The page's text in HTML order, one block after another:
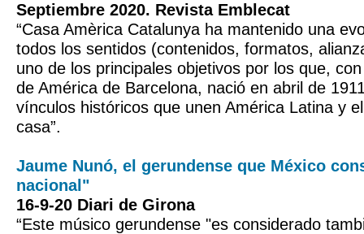
Septiembre 2020. Revista Emblecat
“Casa Amèrica Catalunya ha mantenido una
todos los sentidos (contenidos, formatos,
uno de los principales objetivos por los que,
de América de Barcelona, nació en abril de
vínculos históricos que unen América Latina y
casa”.
Jaume Nunó, el gerundense que México
nacional"
16-9-20 Diari de Girona
“Este músico gerundense "es considerado